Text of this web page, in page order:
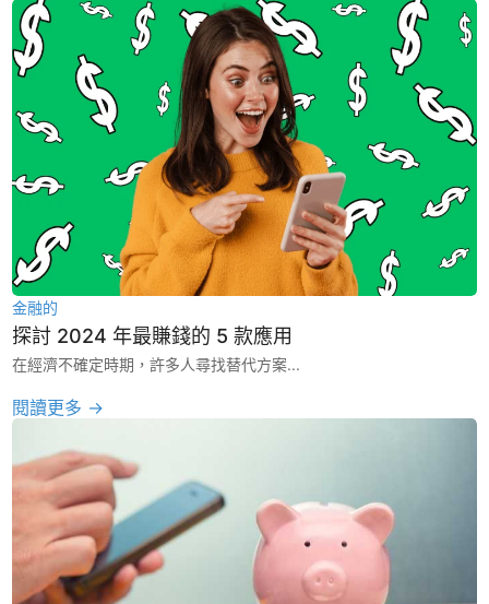
金融的
探討 2024 年最賺錢的 5 款應用
在經濟不確定時期，許多人尋找替代方案...
閱讀更多 →